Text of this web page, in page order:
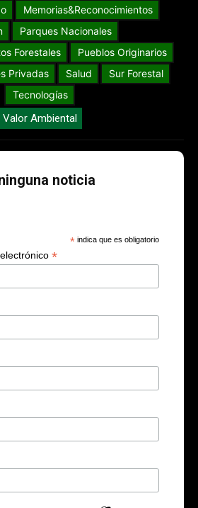
Memorias&Reconocimientos
Parques Nacionales
Forestales
Pueblos Originarios
Privadas
Salud
Sur Forestal
Tecnologías
Valor Ambiental
noticia
* indica que es obligatorio
*